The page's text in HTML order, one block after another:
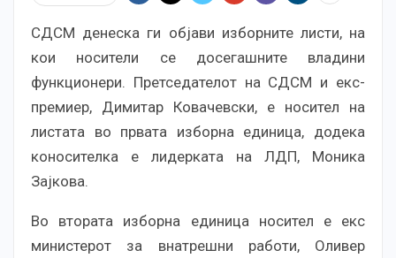
СДСМ денеска ги објави изборните листи, на
кои носители се досегашните владини
функционери. Претседателот на СДСМ и екс-
премиер, Димитар Ковачевски, е носител на
листата во првата изборна единица, додека
коносителка е лидерката на ЛДП, Моника
Зајкова.
Во втората изборна единица носител е екс
министерот за внатрешни работи, Оливер